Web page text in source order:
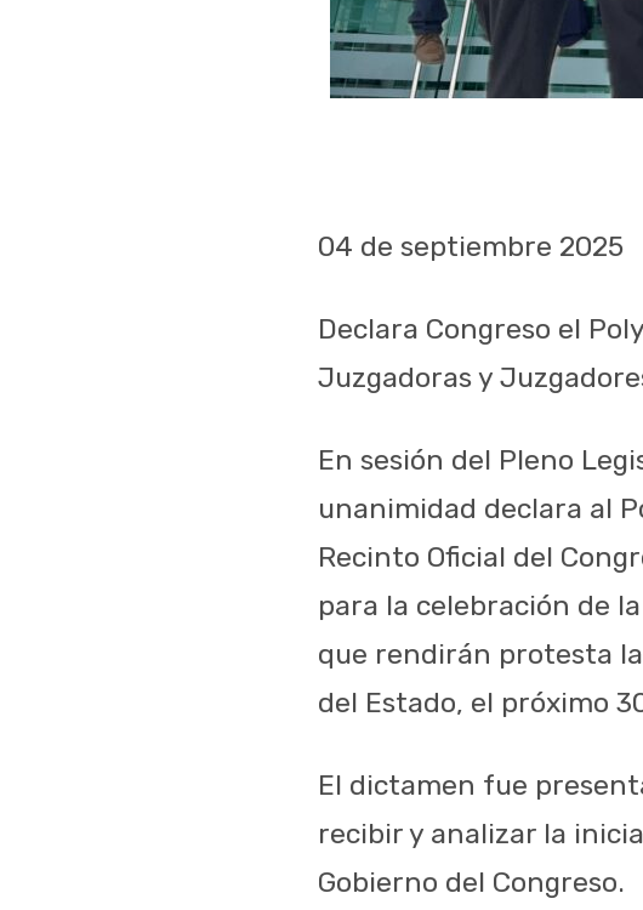
04 de septiembre 2025
Declara Congreso el
Juzgadorasy
En sesión del Pleno
unanimidad declara al
Recinto Oficial del
para la celebración de
que rendirán protesta
del Estado, el próximo
El dictamen fue
recibiry analizar la
Gobierno del Congreso.